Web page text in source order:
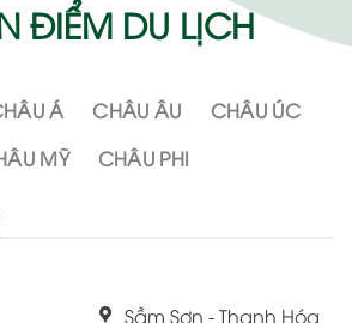
ĐIỂM DU LỊCH
Á CHÂU ÂU
CHÂU ÚC
MỸ
CHÂU PHI
Sầm Sơn - Thanh Hóa